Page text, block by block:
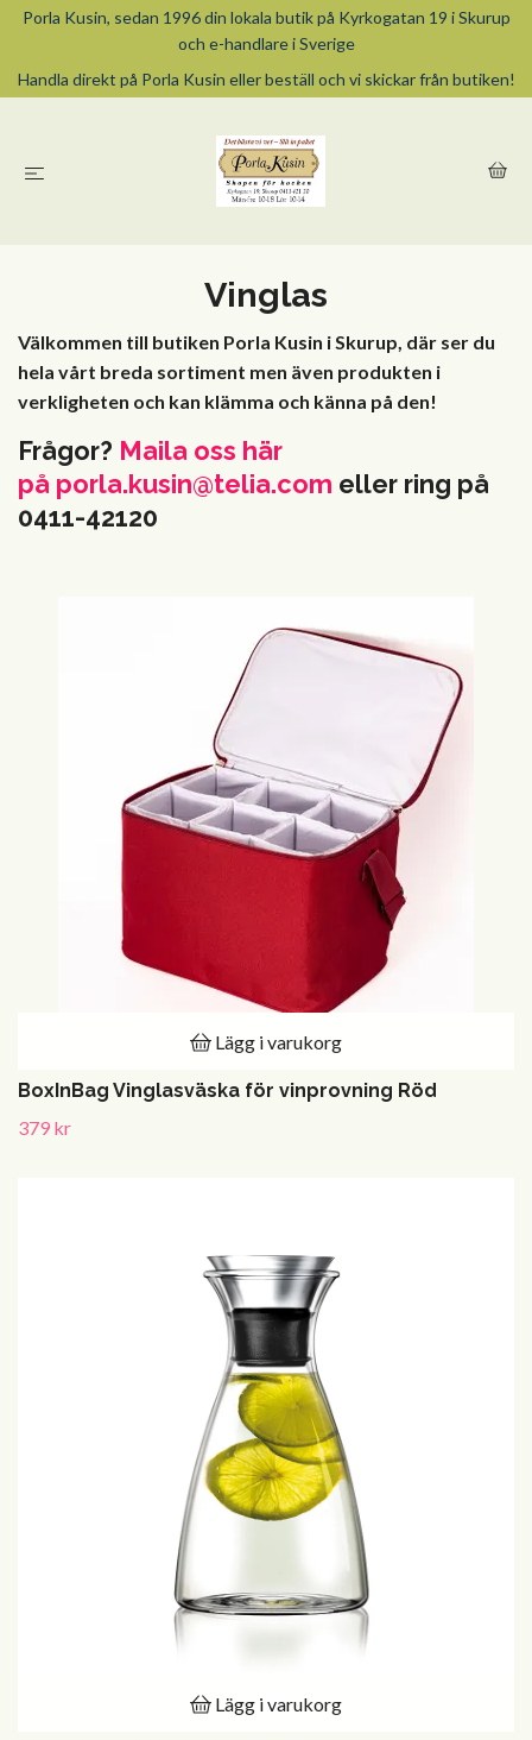
Porla Kusin, sedan 1996 din lokala butik på Kyrkogatan 19 i Skurup
och e-handlare i Sverige
Handla direkt på Porla Kusin eller beställ och vi skickar från butiken!
Vinglas
Välkommen till butiken Porla Kusin i Skurup, där ser du
hela vårt breda sortiment men även produkten i
verkligheten och kan klämma och känna på den!
Frågor? Maila oss här
på porla.kusin@telia.com eller ring på
0411-42120
Lägg i varukorg
BoxInBag Vinglasväska för vinprovning Röd
379 kr
Lägg i varukorg